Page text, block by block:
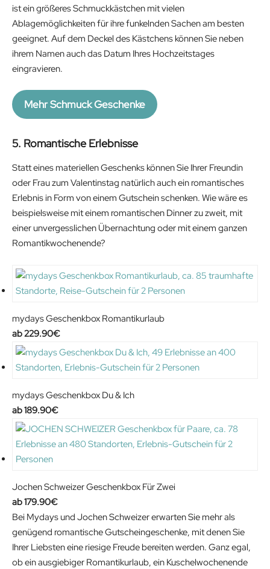
ist ein größeres Schmuckkästchen mit vielen
Ablagemöglichkeiten für ihre funkelnden Sachen am besten
geeignet. Auf dem Deckel des Kästchens können Sie neben
ihrem Namen auch das Datum Ihres Hochzeitstages
eingravieren.
Mehr Schmuck Geschenke
5. Romantische Erlebnisse
Statt eines materiellen Geschenks können Sie Ihrer Freundin
oder Frau zum Valentinstag natürlich auch ein romantisches
Erlebnis in Form von einem Gutschein schenken. Wie wäre es
beispielsweise mit einem romantischen Dinner zu zweit, mit
einer unvergesslichen Übernachtung oder mit einem ganzen
Romantikwochenende?
mydays Geschenkbox Romantikurlaub
229.90€
mydays Geschenkbox Du & Ich
189.90€
Jochen Schweizer Geschenkbox Für Zwei
179.90€
Bei Mydays und Jochen Schweizer erwarten Sie mehr als
genügend romantische Gutscheingeschenke, mit denen Sie
Ihrer Liebsten eine riesige Freude bereiten werden. Ganz egal,
ob ein ausgiebiger Romantikurlaub, ein Kuschelwochenende